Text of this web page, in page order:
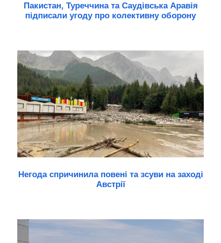
Пакистан, Туреччина та Саудівська Аравія
підписали угоду про колективну оборону
Негода спричинила повені та зсуви на заході
Австрії